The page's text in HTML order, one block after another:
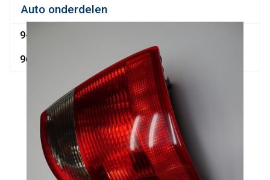
Auto onderdelen
9-3
96 Sonett Snuffelhoek Sonett